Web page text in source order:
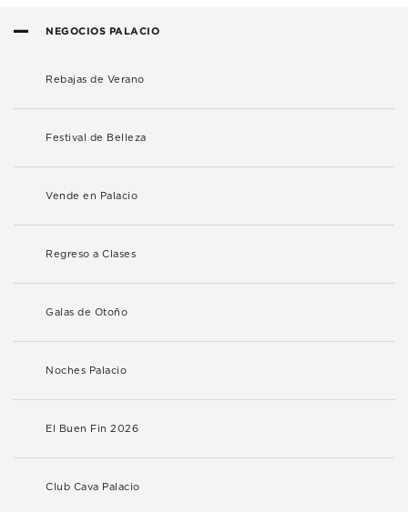
NEGOCIOS PALACIO
Rebajas de Verano
Festival de Belleza
Vende en Palacio
Regreso a Clases
Galas de Otoño
Noches Palacio
El Buen Fin 2026
Club Cava Palacio